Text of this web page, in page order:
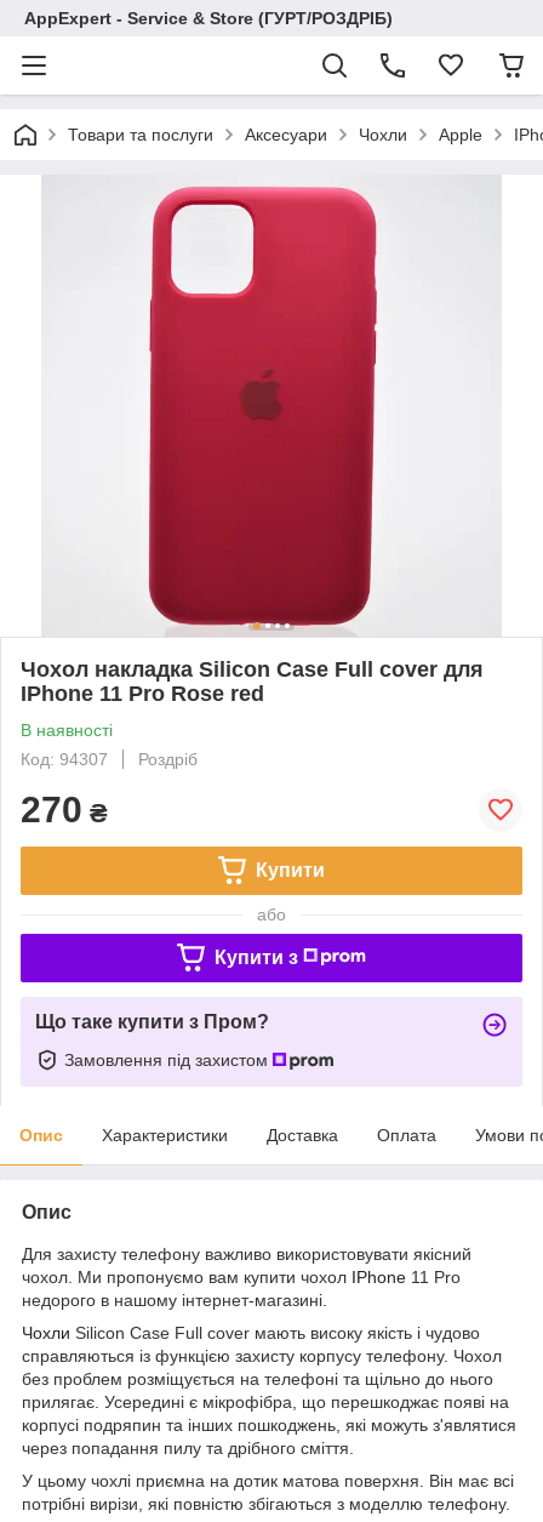
AppExpert - Service & Store (ГУРТ/РОЗДРІБ)
Товари та послуги Аксесуари Чохли Apple
Чохол накладка Silicon Case Full cover для
IPhone 11 Pro Rose red
В наявності
Код: 94307
Роздріб
270 ₴
Купити
або
Купити з
Що таке купити з Пром?
Замовлення під захистом
Опис Характеристики Доставка Оплата Умови
Опис
Для захисту телефону важливо використовувати якісний
чохол. Ми пропонуємо вам купити чохол IPhone 11 Pro
недорого в нашому інтернет-магазині.
Чохли Silicon Case Full cover мають високу якість і чудово
справляються із функцією захисту корпусу телефону. Чохол
без проблем розміщується на телефоні та щільно до нього
прилягає. Усередині є мікрофібра, що перешкоджає появі на
корпусі подряпин та інших пошкоджень, які можуть з'являтися
через попадання пилу та дрібного сміття.
У цьому чохлі приємна на дотик матова поверхня. Він має всі
потрібні вирізи, які повністю збігаються з моделлю телефону.